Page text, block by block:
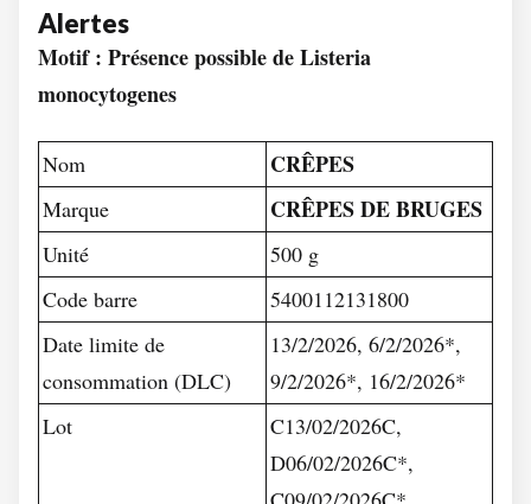
Alertes
Motif : Présence possible de Listeria
monocytogenes
Nom CRÊPES
Marque CRÊPES DE BRUGES
Unité
500 g
Code barre
5400112131800
Date limite de
consommation (DLC)
13/2/2026, 6/2/2026*,
9/2/2026*, 16/2/2026*
Lot
C13/02/2026C,
D06/02/2026C*,